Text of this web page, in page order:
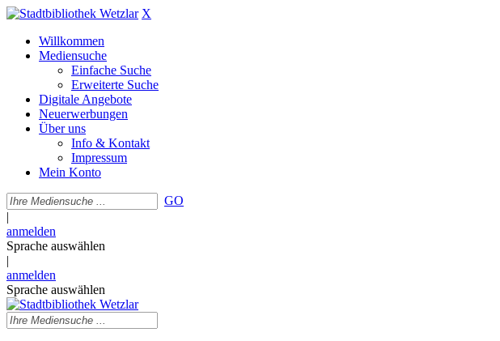
X
Willkommen
Mediensuche
Einfache Suche
Erweiterte Suche
Digitale Angebote
Neuerwerbungen
Über uns
Info & Kontakt
Impressum
Mein Konto
GO
|
anmelden
Sprache auswählen
|
anmelden
Sprache auswählen